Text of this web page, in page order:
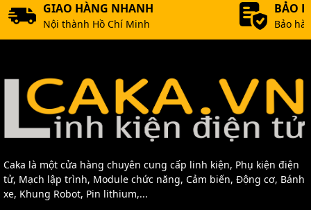
GIAO HÀNG NHANH
Nội thành Hồ Chí Minh
BẢO
Bảo
Caka là một cửa hàng chuyên cung cấp linh kiện, Phụ kiện điện
tử, Mạch lập trình, Module chức năng, Cảm biến, Động cơ, Bánh
xe, Khung Robot, Pin lithium,...